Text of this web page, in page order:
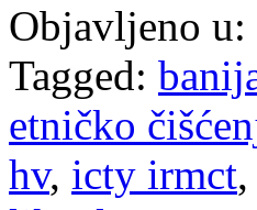
Objavljeno u:
Tagged:
etničko
hv, icty irmct,